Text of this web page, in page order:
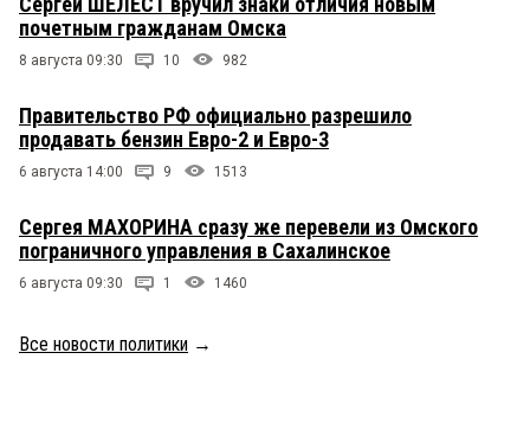
почетным гражданам Омска
8 августа 09:30 10 982
Правительство РФ официально разрешило
продавать бензин Евро-2 и Евро-3
6 августа 14:00 9 1513
Сергея МАХОРИНА сразу же перевели из Омского
пограничного управления в Сахалинское
6 августа 09:30 1 1460
Все новости политики →